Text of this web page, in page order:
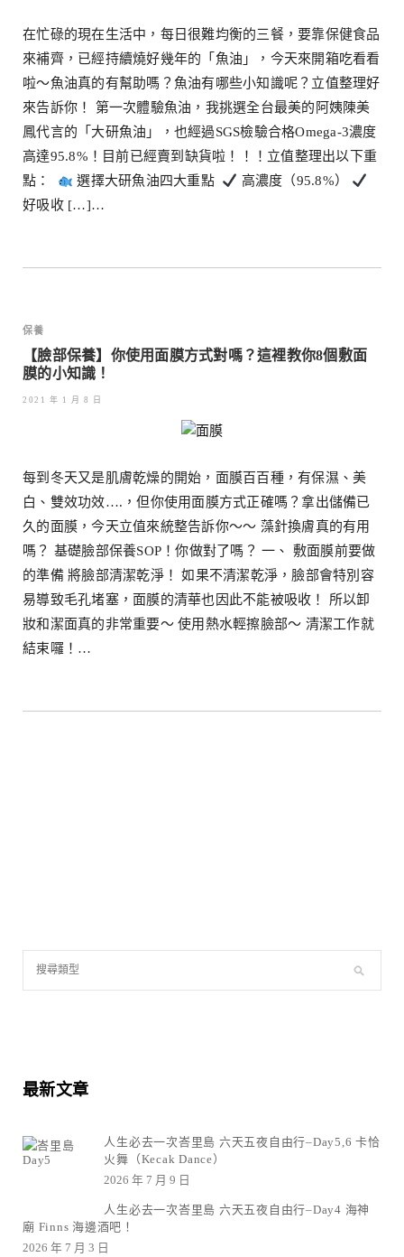
在忙碌的現在生活中，每日很難均衡的三餐，要靠保健食品
來補齊，已經持續燒好幾年的「魚油」，今天來開箱吃看看
啦～魚油真的有幫助嗎？魚油有哪些小知識呢？立值整理好
來告訴你！ 第一次體驗魚油，我挑選全台最美的阿姨陳美
鳳代言的「大研魚油」，也經過SGS檢驗合格Omega-3濃度
高達95.8%！目前已經賣到缺貨啦！！！立值整理出以下重
點：
選擇大研魚油四大重點
高濃度（95.8%）
好吸收 […]…
保養
【臉部保養】你使用面膜方式對嗎？這裡教你8個敷面
膜的小知識！
2021 年 1 月 8 日
每到冬天又是肌膚乾燥的開始，面膜百百種，有保濕、美
白、雙效功效….，但你使用面膜方式正確嗎？拿出儲備已
久的面膜，今天立值來統整告訴你～～ 藻針換膚真的有用
嗎？ 基礎臉部保養SOP！你做對了嗎？ 一、 敷面膜前要做
的準備 將臉部清潔乾淨！ 如果不清潔乾淨，臉部會特別容
易導致毛孔堵塞，面膜的清華也因此不能被吸收！ 所以卸
妝和潔面真的非常重要～ 使用熱水輕擦臉部～ 清潔工作就
結束囉！…
最新文章
人生必去一次峇里島 六天五夜自由行–Day5,6 卡恰
火舞（Kecak Dance）
2026 年 7 月 9 日
人生必去一次峇里島 六天五夜自由行–Day4 海神
廟 Finns 海邊酒吧！
2026 年 7 月 3 日